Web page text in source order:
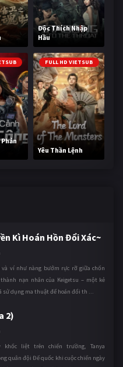
Độc Thích Nhập
Hầu
Phản
FULL HD VIETSUB
Yêu Thần Lệnh
Kì Hoán Hồn Đổi Xác~
ví như nàng bướm rực rỡ giữa chốn
nạn nhân của Keigetsu – một kẻ
dụng ma thuật để hoán đổi th ...
2)
khốc liệt trên chiến trường, Tanya
quân đội Đế quốc khi cuộc chiến ngày